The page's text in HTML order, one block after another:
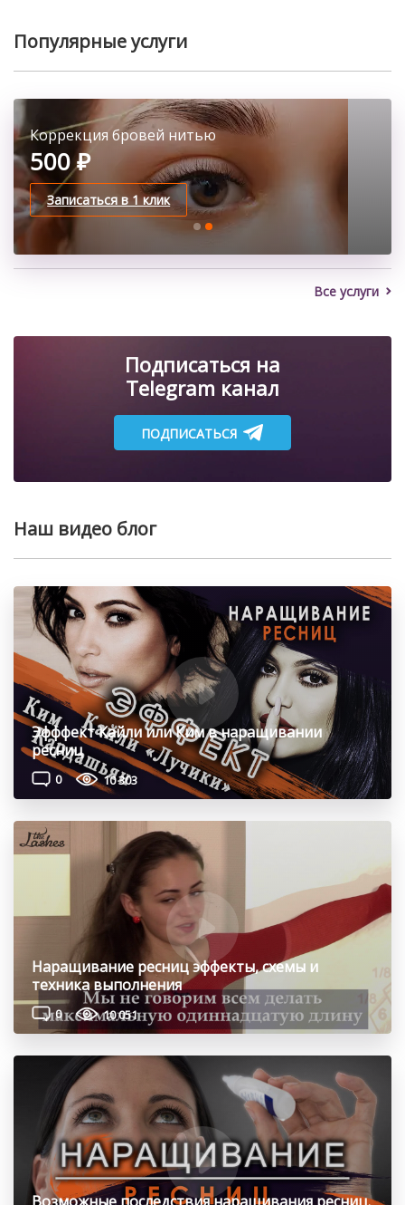
деятельности (косметолог, визажист) или освоить ее с […]
Популярные услуги
Классическое наращивание ресниц
2100 ₽
Записаться в 1 клик
Коррекция бровей нитью
500 ₽
Записаться в 1 клик
Все услуги
Подписаться на
Telegram канал
ПОДПИСАТЬСЯ
Наш видео блог
Эфффект Кайли или Ким в наращивании
ресниц
0 10 303
Наращивание ресниц эффекты, схемы и
техника выполнения
0 10 051